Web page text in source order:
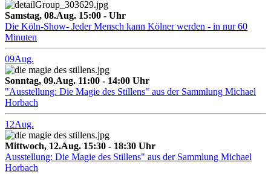
Samstag, 08.Aug. 15:00 - Uhr
Die Köln-Show- Jeder Mensch kann Kölner werden - in nur 60
Minuten
09Aug.
Sonntag, 09.Aug. 11:00 - 14:00 Uhr
"Ausstellung: Die Magie des Stillens" aus der Sammlung Michael
Horbach
12Aug.
Mittwoch, 12.Aug. 15:30 - 18:30 Uhr
Ausstellung: Die Magie des Stillens" aus der Sammlung Michael
Horbach